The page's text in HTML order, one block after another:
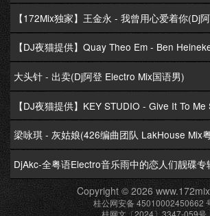
大头针 - 出卖(Dj阿登 Electro Mix国语男)
梁咏琪 - 灰姑娘(426编曲团队 LakHouse Mix
DjAkc-全粤语Electro音乐雨中的恋人们靓碟
Copyright © 2026
桂公网安备 45010002450662
桂网文〔2024〕3347-059号